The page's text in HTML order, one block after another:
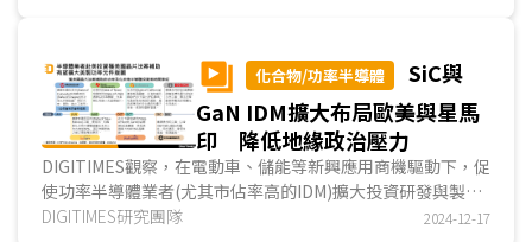
化合物/功率半導體
SiC與
GaN IDM擴大布局歐美與星馬
印 降低地緣政治壓力
DIGITIMES觀察，在電動車、儲能等新興應用商機驅動下，促
使功率半導體業者(尤其市佔率高的IDM)擴大投資研發與製造
設施，並透過美國《晶片與科學法案》(CHIPS and ....
DIGITIMES研究團隊 2024-12-17